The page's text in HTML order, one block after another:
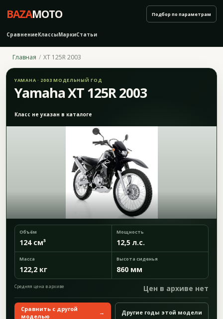
BAZAMOTO
СравнениеКлассыМаркиСтатьи
Подбор по параметрам
Главная XT 125R 2003
YAMAHA · 2003 МОДЕЛЬНЫЙ ГОД
Yamaha XT 125R 2003
Класс не указан в каталоге
Объём
124 см³
Мощность
12,5 л.с.
Масса
122,2 кг
Высота сиденья
860 мм
Средняя цена в архиве Цен в архиве нет
Сравнить с другой
моделью
→ Другие годы этой модели